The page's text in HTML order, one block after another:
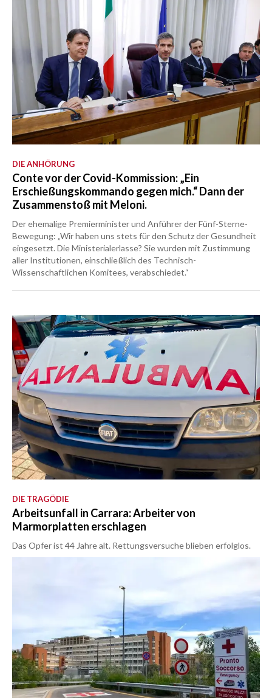
DIE ANHÖRUNG
Conte vor der Covid-Kommission: „Ein
Erschießungskommando gegen mich.“ Dann der
Zusammenstoß mit Meloni.
Der ehemalige Premierminister und Anführer der Fünf-Sterne-
Bewegung: „Wir haben uns stets für den Schutz der Gesundheit
eingesetzt. Die Ministerialerlasse? Sie wurden mit Zustimmung
aller Institutionen, einschließlich des Technisch-
Wissenschaftlichen Komitees, verabschiedet.“
DIE TRAGÖDIE
Arbeitsunfall in Carrara: Arbeiter von
Marmorplatten erschlagen
Das Opfer ist 44 Jahre alt. Rettungsversuche blieben erfolglos.